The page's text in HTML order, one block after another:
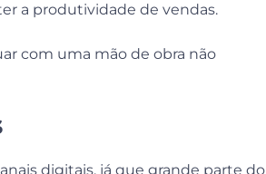
a produtividade de vendas.
com uma mão de obra não
digitais, já que grande parte do